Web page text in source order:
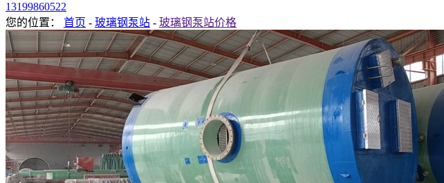
13199860522
您的位置： 首页 - 玻璃钢泵站 - 玻璃钢泵站价格